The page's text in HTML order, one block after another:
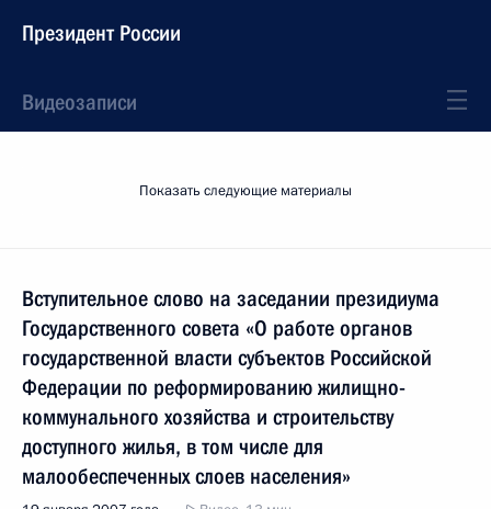
Президент России
Видеозаписи
Показать следующие материалы
Вступительное слово на заседании президиума
Государственного совета «О работе органов
государственной власти субъектов Российской
Федерации по реформированию жилищно-
коммунального хозяйства и строительству
доступного жилья, в том числе для
малообеспеченных слоев населения»